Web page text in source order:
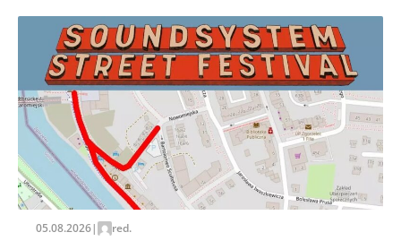
Zapamiętaj moje dane w tej przeglądarce podczas
pisania kolejnych komentarzy.
05.08.2026| red.